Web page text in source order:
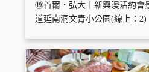
⑲首爾．弘大｜新興漫活約會
道延南洞文青小公園(線上：2)